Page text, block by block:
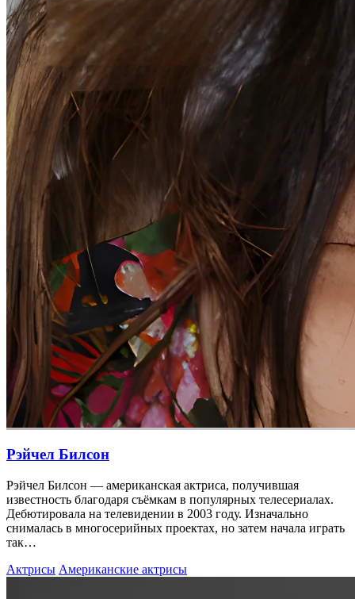
Рэйчел Билсон
Рэйчел Билсон — американская актриса, получившая
известность благодаря съёмкам в популярных телесериалах.
Дебютировала на телевидении в 2003 году. Изначально
снималась в многосерийных проектах, но затем начала играть
так…
Актрисы Американские актрисы